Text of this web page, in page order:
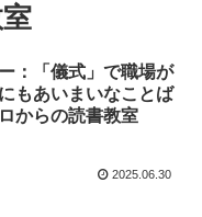
：「儀式」で職場が
もあいまいなことば
からの読書教室
2025.06.30